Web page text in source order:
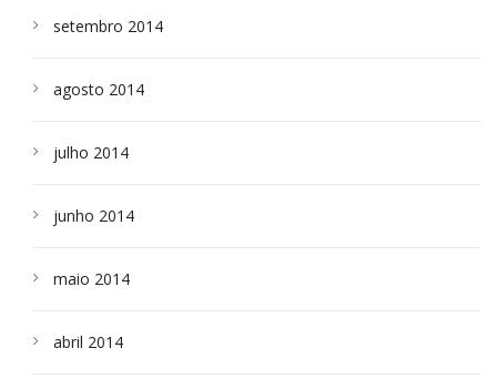
setembro 2014
agosto 2014
julho 2014
junho 2014
maio 2014
abril 2014